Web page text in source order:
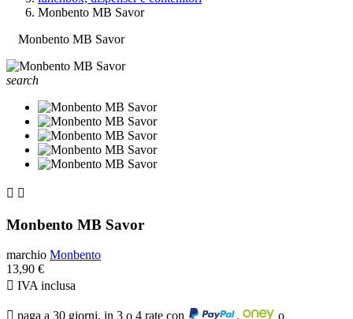
Monbento MB Savor
Monbento MB Savor
search
 
Monbento MB Savor
marchio Monbento
13,90 €
 IVA inclusa
 paga a 30 giorni, in 3 o 4 rate con , o